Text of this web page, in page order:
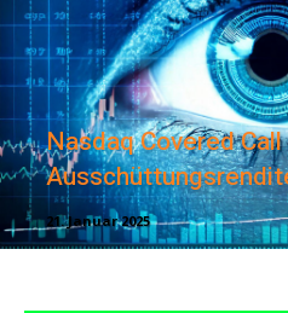
Nasdaq Covered Call
21. Januar 2025